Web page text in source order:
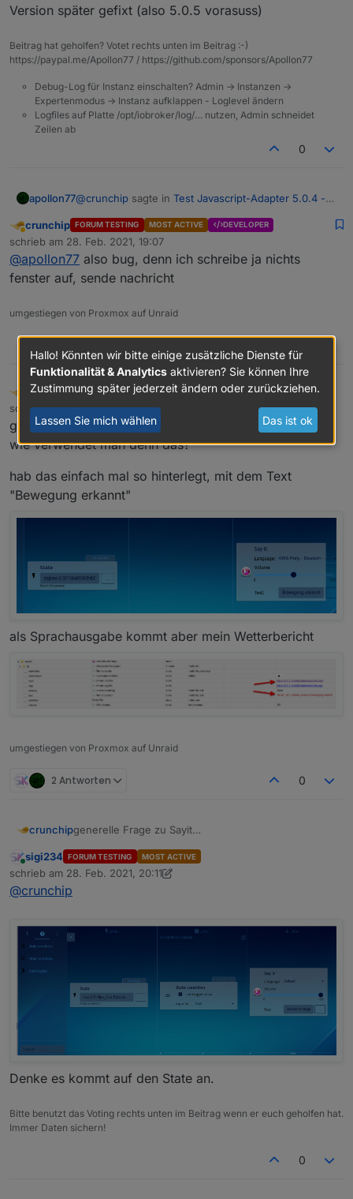
was noch aufgefallen ist, kommt wenn man das script
aufruft
Version später gefixt (also 5.0.5 vorasuss)
Beitrag hat geholfen? Votet rechts unten im Beitrag :-)
https://paypal.me/Apollon77 / https://github.com/sponsors/Apollon77
Debug-Log für Instanz einschalten? Admin -> Instanzen ->
Expertenmodus -> Instanz aufklappen - Loglevel ändern
Logfiles auf Platte /opt/iobroker/log/… nutzen, Admin schneidet
Zeilen ab
0
apollon77@crunchip sagte in Test Javascript-Adapter 5.0.4 -
Ist doch üblich via device zu triggern was nicht
beschreibbar ist.
Also lesend ja ... an sich sollte die meldung nur
kommen wenn man in ein read-only Feld SCHREIBT
Abwesend
crunchip FORUM TESTING MOST ACTIVE DEVELOPER
schrieb am 28. Feb. 2021, 19:07
zuletzt editiert von
@apollon77 also bug, denn ich schreibe ja nichts
fenster auf, sende nachricht
umgestiegen von Proxmox auf Unraid
crunchip FORUM TESTING MOST ACTIVE DEVELOPER
schrieb am28. Feb. 2021, 19:47
zuletzt editiert von
generelle Frage zu Sayit
wie verwendet man denn das?
hab das einfach mal so hinterlegt, mit dem Text
"Bewegung erkannt"
als Sprachausgabe kommt aber mein Wetterbericht
umgestiegen von Proxmox auf Unraid
2 Antworten 0
crunchip
generelle Frage zu Sayit
hab das einfach mal so hinterlegt, mit dem Text
"Bewegung erkannt"
als Sprachausgabe kommt aber mein Wetterbericht
Online
sigi234 FORUM TESTING MOST ACTIVE
schrieb am 28. Feb. 2021, 20:11
zuletzt editiert von sigi234
@crunchip
Denke es kommt auf den State an.
Bitte benutzt das Voting rechts unten im Beitrag wenn er euch geholfen hat.
Immer Daten sichern!
0
Hallo! Könnten wir bitte einige zusätzliche Dienste für
Funktionalität & Analytics aktivieren? Sie können Ihre
Zustimmung später jederzeit ändern oder zurückziehen.
Lassen Sie mich wählen Das ist ok